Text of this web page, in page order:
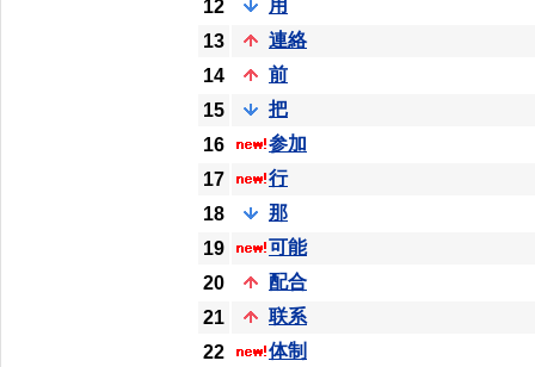
12
用
13
連絡
14
前
15
把
16
参加
17
行
18
那
19
可能
20
配合
21
联系
22
体制